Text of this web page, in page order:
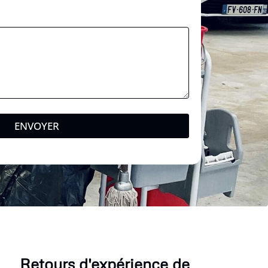
ENVOYER
Retours d'expérience de